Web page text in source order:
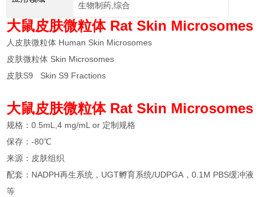
生物制药,综合
大鼠皮肤微粒体 Rat Skin Microsomes
人皮肤微粒体 Human Skin Microsomes
皮肤微粒体 Skin Microsomes
皮肤S9 Skin S9 Fractions
大鼠皮肤微粒体 Rat Skin Microsomes
规格：0.5mL,4 mg/mL or 定制规格
保存：-80℃
来源：皮肤组织
配套：NADPH再生系统，UGT孵育系统/UDPGA，0.1M PBS缓冲液
等